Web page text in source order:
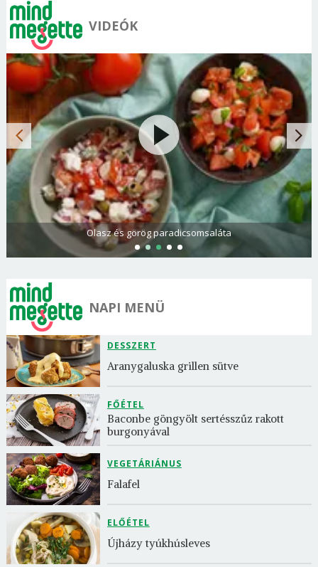
VIDEÓK
Olasz és görög paradicsomsaláta
NAPI MENÜ
DESSZERT
Aranygaluska grillen sütve
FŐÉTEL
Baconbe göngyölt sertésszűz rakott
burgonyával
VEGETÁRIÁNUS
Falafel
ELŐÉTEL
Újházy tyúkhúsleves